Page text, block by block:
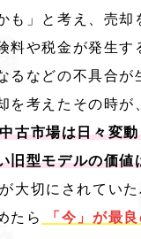
も」と考え、売却
料や税金が発生す
るなどの不具合が
を考えたその時が
中古市場は日々変
旧型モデルの価値
大切にされてい
たら
「今」が最